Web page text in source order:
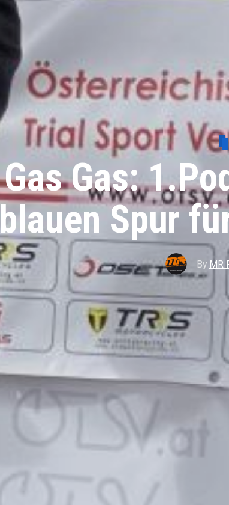
Gas Gas:
blauen Spur
By MR